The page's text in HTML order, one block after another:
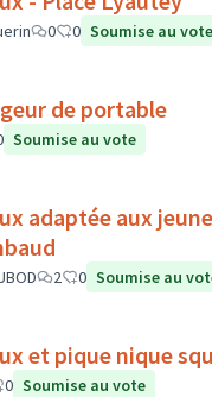
0 0 Soumise au vote
de portable
Soumise au vote
adaptée aux
2 0 Soumise au
et pique nique
0 Soumise au vote